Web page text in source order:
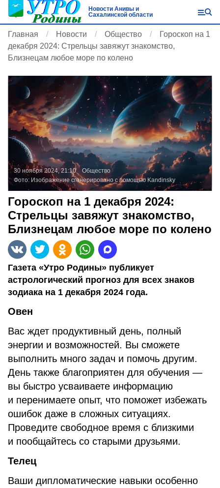
Новости Анивы и
Сахалинской области
Главная Новости Общество
Гороскоп на 1
декабря 2024: Стрельцы завяжут знакомство,
Близнецам любое море по колено
30 ноября 2024, 21:10
Общество
Фото: Изображение сгенерировано с помощью Kandinsky
Гороскоп на 1 декабря 2024:
Стрельцы завяжут знакомство,
Близнецам любое море по колено
Газета «Утро Родины» публикует
астрологический прогноз для всех знаков
зодиака на 1 декабря 2024 года.
Овен
Вас ждет продуктивный день, полный
энергии и возможностей. Вы сможете
выполнить много задач и помочь другим.
День также благоприятен для обучения —
вы быстро усваиваете информацию
и перенимаете опыт, что поможет избежать
ошибок даже в сложных ситуациях.
Проведите свободное время с близкими
и пообщайтесь со старыми друзьями.
Телец
Ваши дипломатические навыки особенно